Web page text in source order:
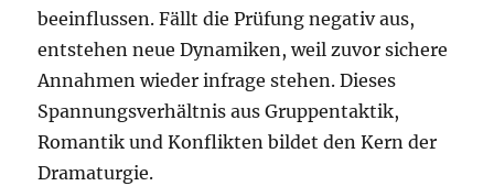
beeinflussen. Fällt die Prüfung negativ aus,
entstehen neue Dynamiken, weil zuvor sichere
Annahmen wieder infrage stehen. Dieses
Spannungsverhältnis aus Gruppentaktik,
Romantik und Konflikten bildet den Kern der
Dramaturgie.